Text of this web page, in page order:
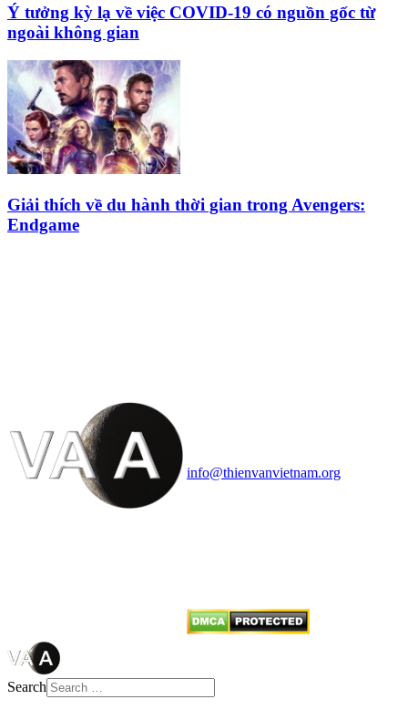
Ý tưởng kỳ lạ về việc COVID-19 có nguồn gốc từ
ngoài không gian
Giải thích về du hành thời gian trong Avengers:
Endgame
info@thienvanvietnam.org
Search